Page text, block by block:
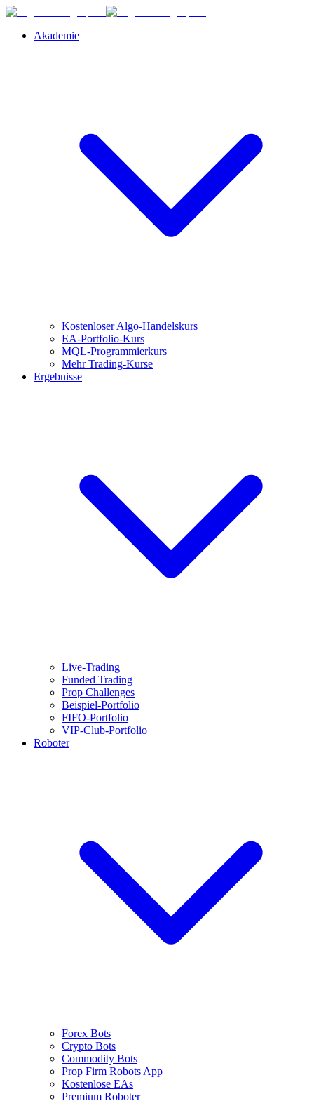
Akademie
Kostenloser Algo-Handelskurs
EA-Portfolio-Kurs
MQL-Programmierkurs
Mehr Trading-Kurse
Ergebnisse
Live-Trading
Funded Trading
Prop Challenges
Beispiel-Portfolio
FIFO-Portfolio
VIP-Club-Portfolio
Roboter
Forex Bots
Crypto Bots
Commodity Bots
Prop Firm Robots App
Kostenlose EAs
Premium Roboter